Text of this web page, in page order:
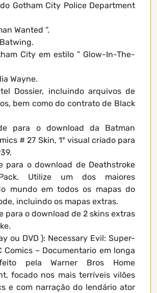
Gotham City Police Department
Wanted “.
City em estilo ” Glow-In-The-
Wayne.
Dossier, incluindo arquivos de
bem como do contrato de Black
para o download da Batman
# 27 Skin, 1º visual criado para
para o download de Deathstroke
Utilize um dos maiores
mundo em todos os mapas do
incluindo os mapas extras.
para o download de 2 skins extras
ou DVD ): Necessary Evil: Super-
Comics – Documentario em longa
pela Warner Bros Home
focado nos mais terríveis vilões
e com narração do lendário ator